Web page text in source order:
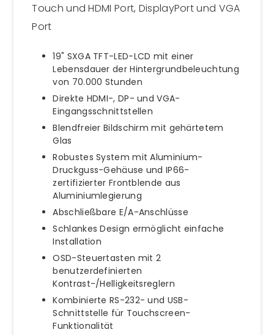
Touch und HDMI Port, DisplayPort und VGA
Port
19" SXGA TFT-LED-LCD mit einer
Lebensdauer der Hintergrundbeleuchtung
von 70.000 Stunden
Direkte HDMI-, DP- und VGA-
Eingangsschnittstellen
Blendfreier Bildschirm mit gehärtetem
Glas
Robustes System mit Aluminium-
Druckguss-Gehäuse und IP66-
zertifizierter Frontblende aus
Aluminiumlegierung
Abschließbare E/A-Anschlüsse
Schlankes Design ermöglicht einfache
Installation
OSD-Steuertasten mit 2
benutzerdefinierten
Kontrast-/Helligkeitsreglern
Kombinierte RS-232- und USB-
Schnittstelle für Touchscreen-
Funktionalität